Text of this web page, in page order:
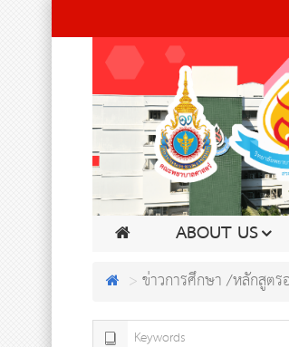
ABOUT US
ข่าวการศึกษา /หลักสูตร